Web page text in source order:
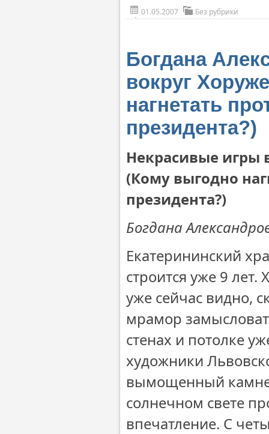
01.05.2007 Без рубрики
Богдана
вокруг
нагнетать
президента?)
Некрасивые игры
(Кому выгодно
президента?)
Богдана
Екатерининский
строится уже 9
уже сейчас видно,
мрамор
стенах и потолке
художники
вымощенный
солнечном свете
впечатление. С